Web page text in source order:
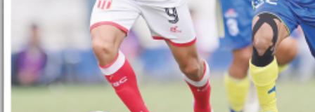
SUSCRIBETE